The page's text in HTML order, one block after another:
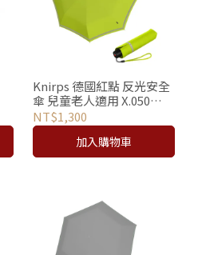
Knirps 德國紅點 反光安全
傘 兒童老人適用 X.050
Rookie / Lime Reflective
NT$1,300
加入購物車